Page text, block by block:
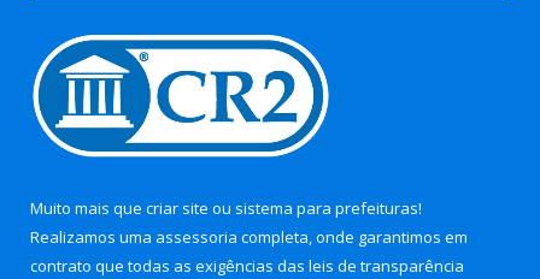
Muito mais que criar site ou sistema para prefeituras!
Realizamos uma assessoria completa, onde garantimos em
contrato que todas as exigências das leis de transparência